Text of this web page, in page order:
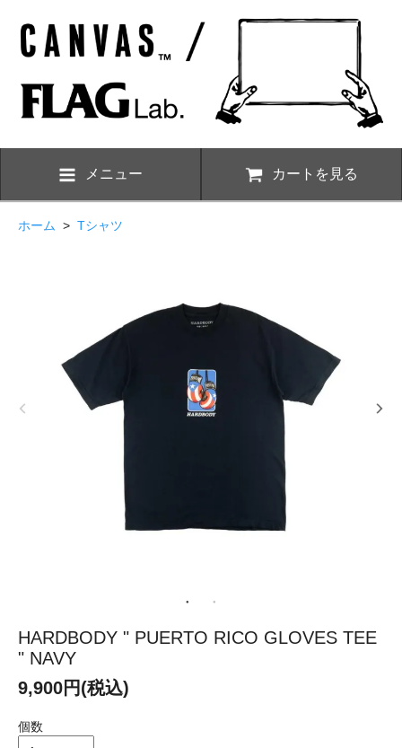
メニュー カートを見る
ホーム > Tシャツ
HARDBODY " PUERTO RICO GLOVES TEE
" NAVY
9,900円(税込)
個数